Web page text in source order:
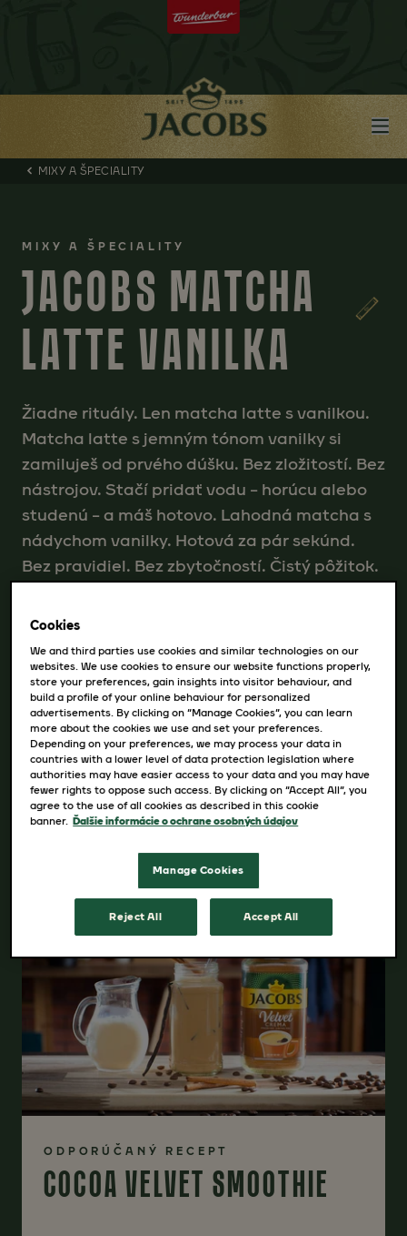
MIXY A ŠPECIALITY
MIXY A ŠPECIALITY
JACOBS MATCHA
LATTE VANILKA
Žiadne rituály. Len matcha latte s vanilkou.
Matcha latte s jemným tónom vanilky si
zamiluješ od prvého dúšku. Bez zložitostí. Bez
nástrojov. Stačí pridať vodu – horúcu alebo
studenú – a máš hotovo. Lahodná matcha s
nádychom vanilky. Hotová za pár sekúnd.
Bez pravidiel. Bez zbytočností. Čistý pôžitok.
Dostupné varianty
116g, 8 nápojov
ODPORÚČANÝ RECEPT
COCOA VELVET SMOOTHIE
Cookies
We and third parties use cookies and similar technologies on our
websites. We use cookies to ensure our website functions properly,
store your preferences, gain insights into visitor behaviour, and
build a profile of your online behaviour for personalized
advertisements. By clicking on “Manage Cookies”, you can learn
more about the cookies we use and set your preferences.
Depending on your preferences, we may process your data in
countries with a lower level of data protection legislation where
authorities may have easier access to your data and you may have
fewer rights to oppose such access. By clicking on “Accept All”, you
agree to the use of all cookies as described in this cookie
banner. Ďalšie informácie o ochrane osobných údajov
Manage Cookies
Reject All Accept All